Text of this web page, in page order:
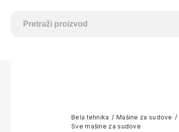
Bela tehnika / Mašine za sudove /
Sve mašine za sudove